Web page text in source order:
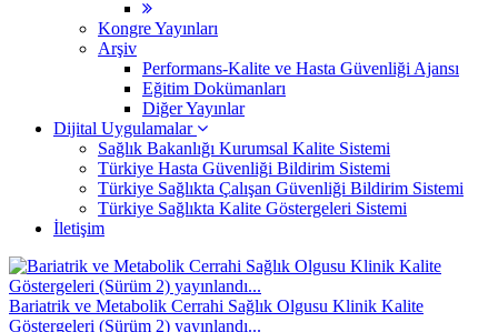
Kongre Yayınları
Arşiv
Performans-Kalite ve Hasta Güvenliği Ajansı
Eğitim Dokümanları
Diğer Yayınlar
Dijital Uygulamalar
Sağlık Bakanlığı Kurumsal Kalite Sistemi
​Türkiye Hasta Güvenliği Bildirim Sistemi
Türkiye Sağlıkta Çalışan Güvenliği Bildirim Sistemi
Türkiye Sağlıkta Kalite Göstergeleri Sistemi
İletişim
Bariatrik ve Metabolik Cerrahi Sağlık Olgusu Klinik Kalite
Göstergeleri (Sürüm 2) yayınlandı...